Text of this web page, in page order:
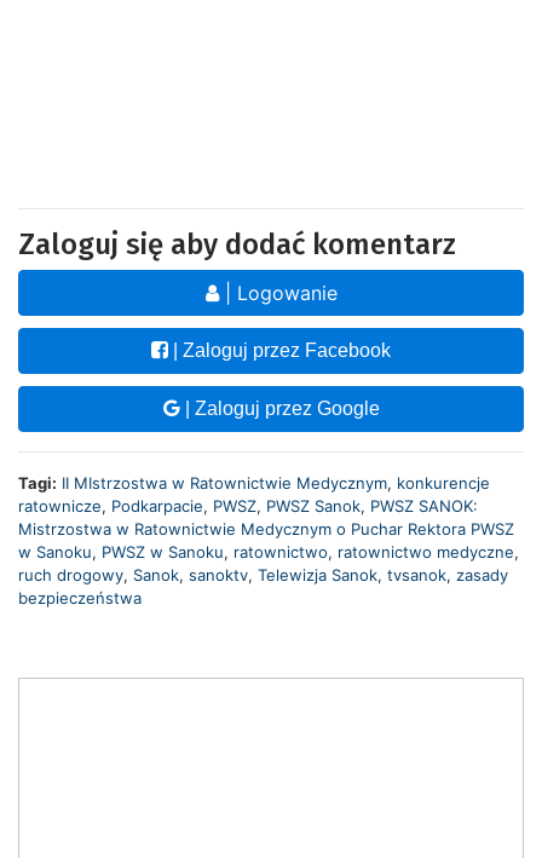
Zaloguj się aby dodać komentarz
| Logowanie
| Zaloguj przez Facebook
| Zaloguj przez Google
Tagi: II MIstrzostwa w Ratownictwie Medycznym, konkurencje
ratownicze, Podkarpacie, PWSZ, PWSZ Sanok, PWSZ SANOK:
Mistrzostwa w Ratownictwie Medycznym o Puchar Rektora PWSZ
w Sanoku, PWSZ w Sanoku, ratownictwo, ratownictwo medyczne,
ruch drogowy, Sanok, sanoktv, Telewizja Sanok, tvsanok, zasady
bezpieczeństwa